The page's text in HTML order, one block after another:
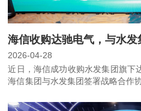
2026-04-28
近日，海信成功收购水发集团旗下
海信集团与水发集团签署战略合作
慧能源产业形成了由海信网络能